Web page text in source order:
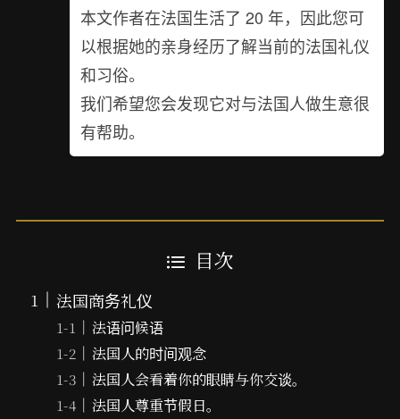
本文作者在法国生活了 20 年，因此您可
以根据她的亲身经历了解当前的法国礼仪
和习俗。
我们希望您会发现它对与法国人做生意很
有帮助。
目次
法国商务礼仪
法语问候语
法国人的时间观念
法国人会看着你的眼睛与你交谈。
法国人尊重节假日。